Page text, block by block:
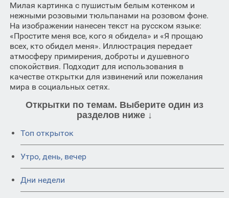
Милая картинка с пушистым белым котенком и
нежными розовыми тюльпанами на розовом фоне.
На изображении нанесен текст на русском языке:
«Простите меня все, кого я обидела» и «Я прощаю
всех, кто обидел меня». Иллюстрация передает
атмосферу примирения, доброты и душевного
спокойствия. Подходит для использования в
качестве открытки для извинений или пожелания
мира в социальных сетях.
Открытки по темам. Выберите один из
разделов ниже ↓
Топ открыток
Утро, день, вечер
Дни недели